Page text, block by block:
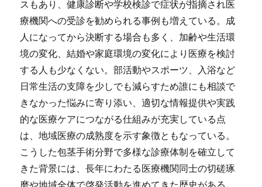
スもあり、健康診断や学校検診で症状が指摘され医
療機関への受診を勧められる事例も増えている。成
人になってから決断する場合も多く、加齢や生活環
境の変化、結婚や家庭環境の変化により医療を検討
する人も少なくない。部活動やスポーツ、入浴など
日常生活の支障を少しでも減らすため誰にも相談で
きなかった悩みに寄り添い、適切な情報提供や実践
的な医療ケアにつながる仕組みが充実している点
は、地域医療の成熟度を示す象徴ともなっている。
こうした包茎手術分野で多様な診療体制を確立して
きた背景には、長年にわたる医療機関同士の切磋琢
磨や地域全体で啓発活動を進めてきた歴史がある。